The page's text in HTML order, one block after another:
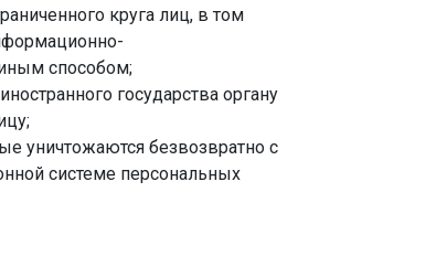
круга лиц, в том
способом;
государства органу
уничтожаются безвозвратно с
системе персональных